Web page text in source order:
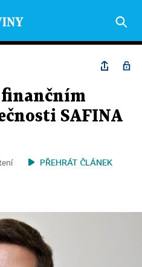
finančním
SAFINA
PŘEHRÁT ČLÁNEK